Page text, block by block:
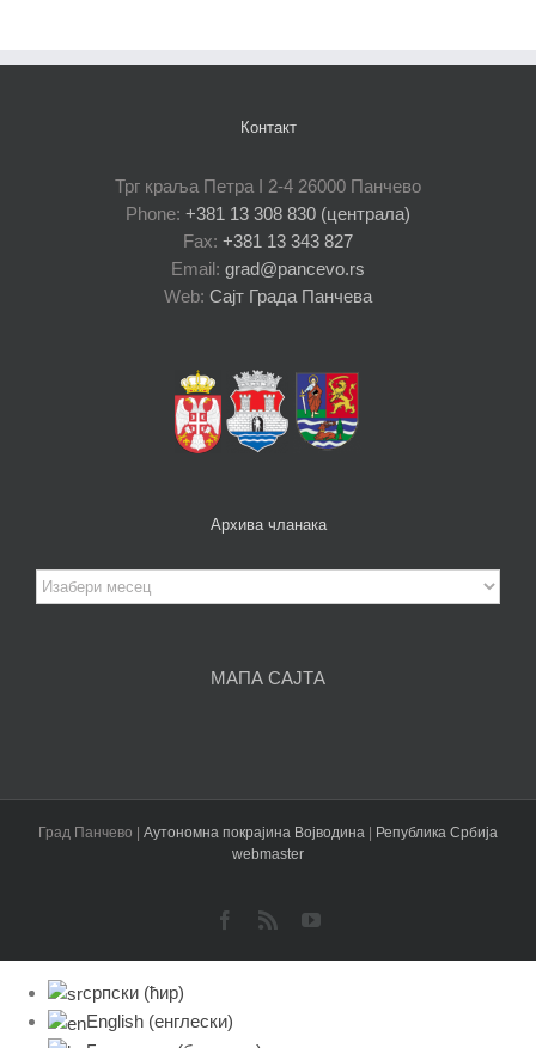
Контакт
Трг краља Петра I 2-4 26000 Панчево
Phone: +381 13 308 830 (централа)
Fax: +381 13 343 827
Email: grad@pancevo.rs
Web: Сајт Града Панчева
Архива чланака
Архива
чланака
МАПА САЈТА
Град Панчево | Аутономна покрајина Војводина | Република Србија
webmaster
Facebook
Rss YouTube
српски (ћир)
English (енглески)